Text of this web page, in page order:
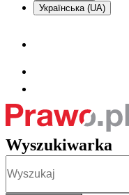
Українська (UA)
Wyszukiwarka